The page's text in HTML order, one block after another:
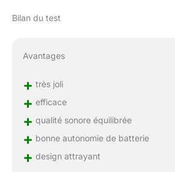
Bilan du test
Avantages
+ très joli
+ efficace
+ qualité sonore équilibrée
+ bonne autonomie de batterie
+ design attrayant